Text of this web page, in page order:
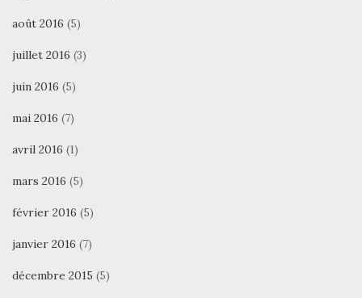
août 2016 (5)
juillet 2016 (3)
juin 2016 (5)
mai 2016 (7)
avril 2016 (1)
mars 2016 (5)
février 2016 (5)
janvier 2016 (7)
décembre 2015 (5)